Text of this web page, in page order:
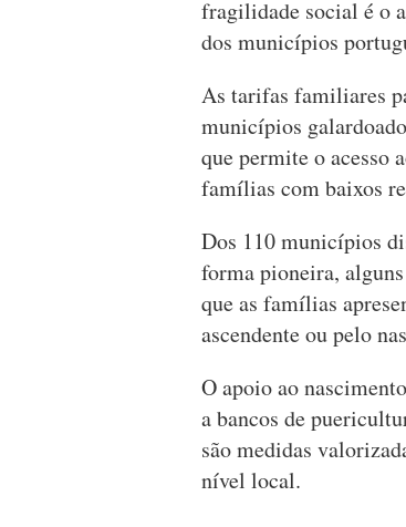
fragilidade social é o
dos municípios
As tarifas familiares
municípios
que permite o acesso
famílias com baixos
Dos 110 municípios
forma pioneira,
que as famílias
ascendente ou pelo
O apoio ao
a bancos de
são medidas
nível local.